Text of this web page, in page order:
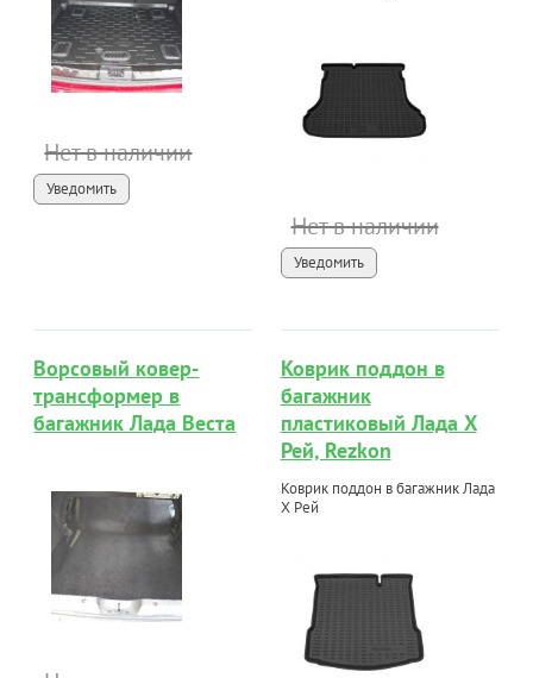
Нет в наличии
Уведомить
Нет в наличии
Уведомить
Ворсовый ковер-
трансформер в
багажник Лада Веста
Коврик поддон в
багажник
пластиковый Лада Х
Рей, Rezkon
Коврик поддон в багажник Лада
Х Рей